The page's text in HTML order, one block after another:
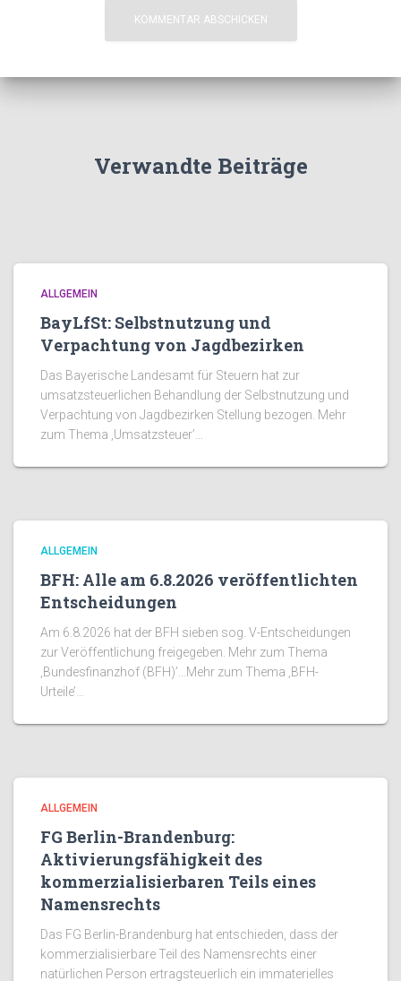
Verwandte Beiträge
ALLGEMEIN
BayLfSt: Selbstnutzung und
Verpachtung von Jagdbezirken
Das Bayerische Landesamt für Steuern hat zur
umsatzsteuerlichen Behandlung der Selbstnutzung und
Verpachtung von Jagdbezirken Stellung bezogen. Mehr
zum Thema ‚Umsatzsteuer’…
ALLGEMEIN
BFH: Alle am 6.8.2026 veröffentlichten
Entscheidungen
Am 6.8.2026 hat der BFH sieben sog. V-Entscheidungen
zur Veröffentlichung freigegeben. Mehr zum Thema
‚Bundesfinanzhof (BFH)’…Mehr zum Thema ‚BFH-
Urteile’…
ALLGEMEIN
FG Berlin-Brandenburg:
Aktivierungsfähigkeit des
kommerzialisierbaren Teils eines
Namensrechts
Das FG Berlin-Brandenburg hat entschieden, dass der
kommerzialisierbare Teil des Namensrechts einer
natürlichen Person ertragsteuerlich ein immaterielles